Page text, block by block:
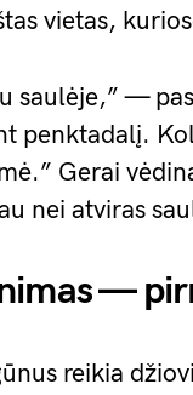
vietas,
saulėje,” —
penktadalį.
Gerai
nei atviras
—
reikia